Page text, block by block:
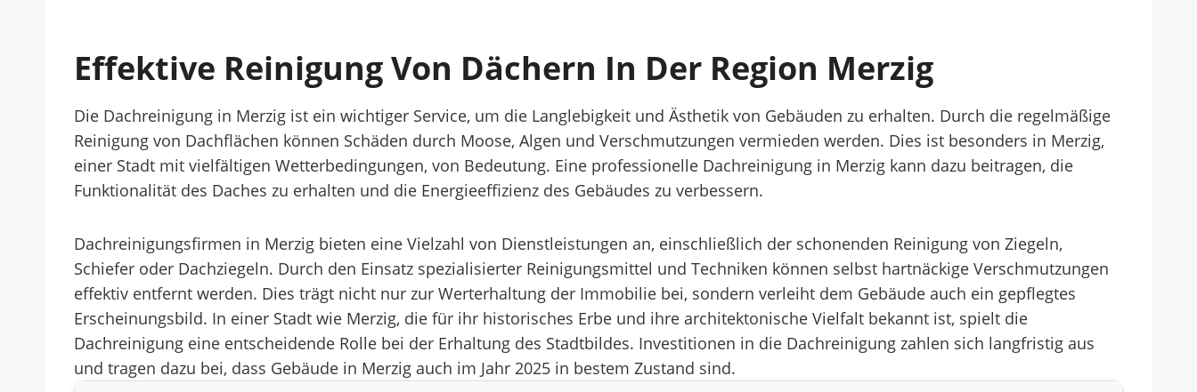
Effektive Reinigung Von Dächern In Der Region Merzig
Die Dachreinigung in Merzig ist ein wichtiger Service, um die Langlebigkeit und Ästhetik von Gebäuden zu erhalten. Durch die regelmäßige
Reinigung von Dachflächen können Schäden durch Moose, Algen und Verschmutzungen vermieden werden. Dies ist besonders in Merzig,
einer Stadt mit vielfältigen Wetterbedingungen, von Bedeutung. Eine professionelle Dachreinigung in Merzig kann dazu beitragen, die
Funktionalität des Daches zu erhalten und die Energieeffizienz des Gebäudes zu verbessern.
Dachreinigungsfirmen in Merzig bieten eine Vielzahl von Dienstleistungen an, einschließlich der schonenden Reinigung von Ziegeln,
Schiefer oder Dachziegeln. Durch den Einsatz spezialisierter Reinigungsmittel und Techniken können selbst hartnäckige Verschmutzungen
effektiv entfernt werden. Dies trägt nicht nur zur Werterhaltung der Immobilie bei, sondern verleiht dem Gebäude auch ein gepflegtes
Erscheinungsbild. In einer Stadt wie Merzig, die für ihr historisches Erbe und ihre architektonische Vielfalt bekannt ist, spielt die
Dachreinigung eine entscheidende Rolle bei der Erhaltung des Stadtbildes. Investitionen in die Dachreinigung zahlen sich langfristig aus
und tragen dazu bei, dass Gebäude in Merzig auch im Jahr 2025 in bestem Zustand sind.